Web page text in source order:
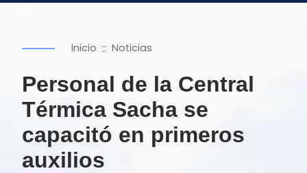
Inicio :: Noticias
Personal de la Central
Térmica Sacha se
capacitó en primeros
auxilios